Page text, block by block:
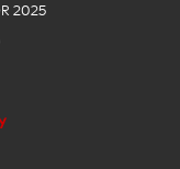
2025